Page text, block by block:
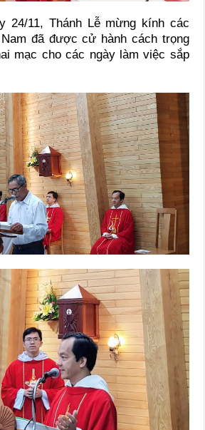
24/11, Thánh Lễ mừng kính các
đã được cử hành cách trọng
mạc cho các ngày làm việc sắp